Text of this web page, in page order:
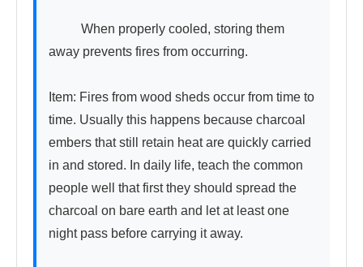
away prevents fires from occurring.
Item: Fires from wood sheds occur from time to
time. Usually this happens because charcoal
embers that still retain heat are quickly carried
in and stored. In daily life, teach the common
people well that first they should spread the
charcoal on bare earth and let at least one
night pass before carrying it away.